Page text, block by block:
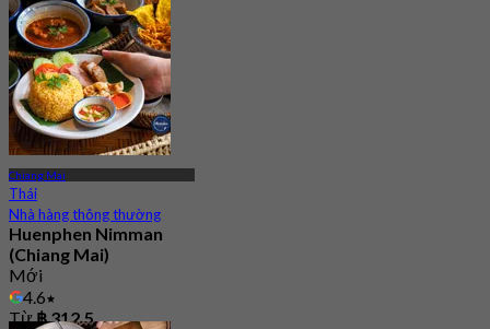
Từ฿ 645
Chiang Mai
Thái
Nhà hàng thông thường
Huenphen Nimman
(Chiang Mai)
Mới
4.6
Từ฿ 312.5